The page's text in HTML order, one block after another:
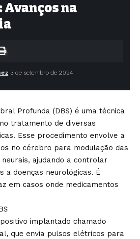
na
3 de setembro de 2024
Profunda (DBS) é uma técnica
tratamento de diversas
Esse procedimento envolve a
no cérebro para modulação das
ajudando a controlar
a doenças neurológicas. É
em casos onde medicamentos
implantado chamado
que envia pulsos elétricos para